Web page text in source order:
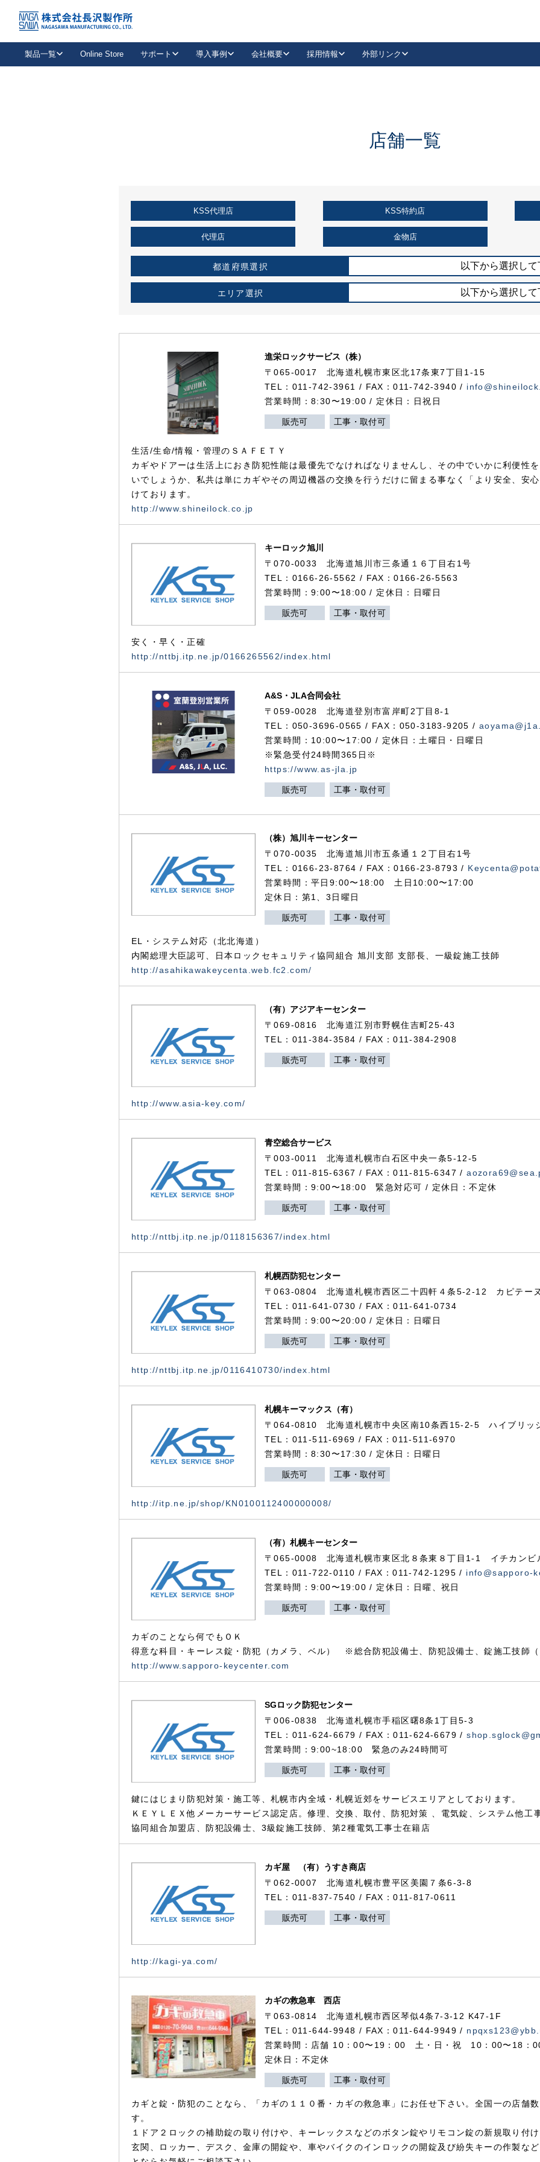
製品一覧
抗ウイルス・抗菌製品
キーレックスを品番からお探しいただけます。
Online Store サポート
取扱店情報
お役立ち情報
導入事例
企業様採用事例
会社概要 採用情報 外部リンク
LinkedIn
KSS加盟店・取扱店情報
店舗一覧
店舗一覧
KSS代理店 KSS特約店
代理店 金物店
都道府県選択 以下から選択し
エリア選択 以下から選択し
進栄ロックサービス（株）
〒065-0017 北海道札幌市東区北17条東7丁目1-15
TEL：011-742-3961 / FAX：011-742-3940 /
営業時間：8:30〜19:00 / 定休日：日祝日
販売可 工事・取付可
生活/生命/情報・管理のＳＡＦＥＴＹ
カギやドアーは生活上におき防犯性能は最優先でなければなりませんし、その中でいかに利便性
いでしょうか、私共は単にカギやその周辺機器の交換を行うだけに留まる事なく「より安全、安
けております。
http://www.shineilock.co.jp
キーロック旭川
〒070-0033 北海道旭川市三条通１６丁目右1号
TEL：0166-26-5562 / FAX：0166-26-5563
営業時間：9:00〜18:00 / 定休日：日曜日
販売可 工事・取付可
安く・早く・正確
http://nttbj.itp.ne.jp/0166265562/index.html
A&S・JLA合同会社
〒059-0028北海道登別市富岸町2丁目 8-1
TEL：050-3696-0565 / FAX：050-3183-9205 /
営業時間：10:00〜17:00 / 定休日：土曜日・日曜日
※緊急受付24時間365日※
https://www.as-jla.jp
販売可 工事・取付可
（株）旭川キーセンター
〒070-0035 北海道旭川市五条通１２丁目右1号
TEL：0166-23-8764 / FAX：0166-23-8793 /
営業時間：平日9:00〜18:00 土日10:00〜17:00
定休日：第1、3日曜日
販売可 工事・取付可
EL・システム対応（北北海道）
内閣総理大臣認可、日本ロックセキュリティ協同組合 旭川支部 支部長、一級錠施工技師
http://asahikawakeycenta.web.fc2.com/
（有）アジアキーセンター
〒069-0816 北海道江別市野幌住吉町25-43
TEL：011-384-3584 / FAX：011-384-2908
販売可 工事・取付可
http://www.asia-key.com/
青空総合サービス
〒003-0011 北海道札幌市白石区中央一条5-12-5
TEL：011-815-6367 / FAX：011-815-6347 /
営業時間：9:00〜18:00 緊急対応可 / 定休日：不定休
販売可 工事・取付可
http://nttbj.itp.ne.jp/0118156367/index.html
札幌西防犯センター
〒063-0804 北海道札幌市西区二十四軒４条5-2-12 カピテー
TEL：011-641-0730 / FAX：011-641-0734
営業時間：9:00〜20:00 / 定休日：日曜日
販売可 工事・取付可
http://nttbj.itp.ne.jp/0116410730/index.html
札幌キーマックス（有）
〒064-0810 北海道札幌市中央区南10条西15-2-5 ハイブリッ
TEL：011-511-6969 / FAX：011-511-6970
営業時間：8:30〜17:30 / 定休日：日曜日
販売可 工事・取付可
http://itp.ne.jp/shop/KN0100112400000008/
（有）札幌キーセンター
〒065-0008 北海道札幌市東区北８条東８丁目1-1 イチカンビ
TEL：011-722-0110 / FAX：011-742-1295 / info@sapporo-
営業時間：9:00〜19:00 / 定休日：日曜、祝日
販売可 工事・取付可
カギのことなら何でもＯＫ
得意な科目・キーレス錠・防犯（カメラ、ベル） ※総合防犯設備士、防犯設備士、錠施工技師
http://www.sapporo-keycenter.com
SGロック防犯センター
〒006-0838 北海道札幌市手稲区曙8条1丁目5-3
TEL：011-624-6679 / FAX：011-624-6679 /
営業時間：9:00~18:00 緊急のみ24時間可
販売可 工事・取付可
鍵にはじまり防犯対策・施工等、札幌市内全域・札幌近郊をサービスエリアとしております。
ＫＥＹＬＥＸ他メーカーサービス認定店。修理、交換、取付、防犯対策 、電気錠、システム他工
協同組合加盟店、防犯設備士、3級錠施工技師、第2種電気工事士在籍店
カギ屋 （有）うすき商店
〒062-0007 北海道札幌市豊平区美園７条6-3-8
TEL：011-837-7540 / FAX：011-817-0611
販売可 工事・取付可
http://kagi-ya.com/
カギの救急車 西店
〒063-0814 北海道札幌市西区琴似4条7-3-12 K47-1F
TEL：011-644-9948 / FAX：011-644-9949 /
営業時間：店舗 10：00〜19：00 土・日・祝 10：00〜18：
定休日：不定休
販売可 工事・取付可
カギと錠・防犯のことなら、「カギの１１０番・カギの救急車」にお任せ下さい。全国一の店舗
す。
１ドア２ロックの補助錠の取り付けや、キーレックスなどのボタン錠やリモコン錠の新規取り付
玄関、ロッカー、デスク、金庫の開錠や、車やバイクのインロックの開錠及び紛失キーの作製な